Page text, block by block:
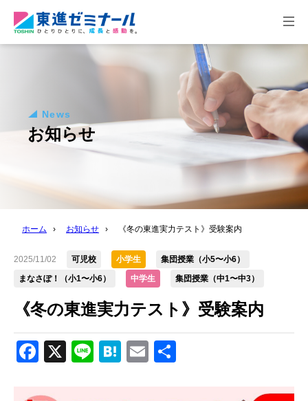
News
お知らせ
ホーム › お知らせ › 《冬の東進実力テスト》受験案内
2025/11/02 可児校 小学生
集団授業（小5〜小6）
まなさぽ！（小1〜小6）
中学生 集団授業（中1〜中3）
《冬の東進実力テスト》受験案内
Facebook
X LineHatena
Email